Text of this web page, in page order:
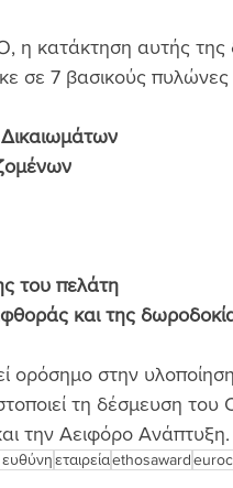
η κατάκτηση αυτής της
σε 7 βασικούς πυλώνες
του πελάτη
και της
ορόσημο στην
τη δέσμευση
την Αειφόρο Ανάπτυξη.
ευθύνηεταιρείαethosaward